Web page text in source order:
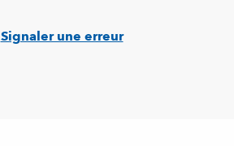
Signaler une erreur